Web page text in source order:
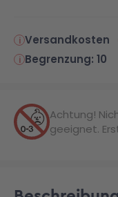
Versandkosten
Begrenzung: 10
Achtung!
geeignet.